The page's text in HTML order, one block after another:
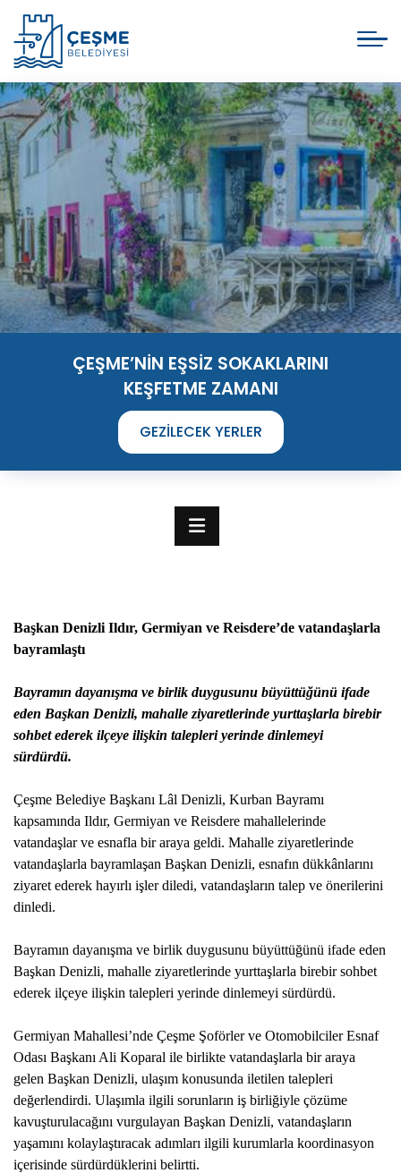
ÇEŞME’NİN EŞSİZ SOKAKLARINI
KEŞFETME ZAMANI
GEZILECEK YERLER
PLACES TO VISIT
Başkan Denizli Ildır, Germiyan ve Reisdere’de vatandaşlarla
bayramlaştı
Bayramın dayanışma ve birlik duygusunu büyüttüğünü ifade
eden Başkan Denizli, mahalle ziyaretlerinde yurttaşlarla birebir
sohbet ederek ilçeye ilişkin talepleri yerinde dinlemeyi
sürdürdü.
Çeşme Belediye Başkanı Lâl Denizli, Kurban Bayramı
kapsamında Ildır, Germiyan ve Reisdere mahallelerinde
vatandaşlar ve esnafla bir araya geldi. Mahalle ziyaretlerinde
vatandaşlarla bayramlaşan Başkan Denizli, esnafın dükkânlarını
ziyaret ederek hayırlı işler diledi, vatandaşların talep ve önerilerini
dinledi.
Bayramın dayanışma ve birlik duygusunu büyüttüğünü ifade eden
Başkan Denizli, mahalle ziyaretlerinde yurttaşlarla birebir sohbet
ederek ilçeye ilişkin talepleri yerinde dinlemeyi sürdürdü.
Germiyan Mahallesi’nde Çeşme Şoförler ve Otomobilciler Esnaf
Odası Başkanı Ali Koparal ile birlikte vatandaşlarla bir araya
gelen Başkan Denizli, ulaşım konusunda iletilen talepleri
değerlendirdi. Ulaşımla ilgili sorunların iş birliğiyle çözüme
kavuşturulacağını vurgulayan Başkan Denizli, vatandaşların
yaşamını kolaylaştıracak adımları ilgili kurumlarla koordinasyon
içerisinde sürdürdüklerini belirtti.